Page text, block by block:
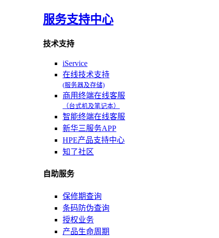
服务支持中心
技术支持
iService
在线技术支持
(服务器及存储)
商用终端在线客服
（台式机及笔记本）
智能终端在线客服
新华三服务APP
HPE产品支持中心
知了社区
自助服务
保修期查询
条码防伪查询
授权业务
产品生命周期